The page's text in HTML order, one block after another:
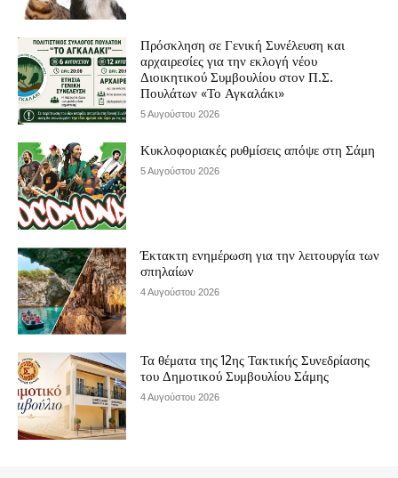
Πρόσκληση σε Γενική Συνέλευση και
αρχαιρεσίες για την εκλογή νέου
Διοικητικού Συμβουλίου στον Π.Σ.
Πουλάτων «Το Αγκαλάκι»
5 Αυγούστου 2026
Κυκλοφοριακές ρυθμίσεις απόψε στη Σάμη
5 Αυγούστου 2026
Έκτακτη ενημέρωση για την λειτουργία των
σπηλαίων
4 Αυγούστου 2026
Τα θέματα της 12ης Τακτικής Συνεδρίασης
του Δημοτικού Συμβουλίου Σάμης
4 Αυγούστου 2026